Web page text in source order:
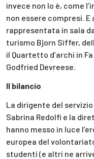
invece non lo è, come
non essere compresi. E
rappresentata in sala
turismo Bjorn Siffer,
il Quartetto d’archi in
Godfried Devreese.
Il bilancio
La dirigente del
Sabrina Redolfi e la
hanno messo in luce
europea del
studenti (e altri ne